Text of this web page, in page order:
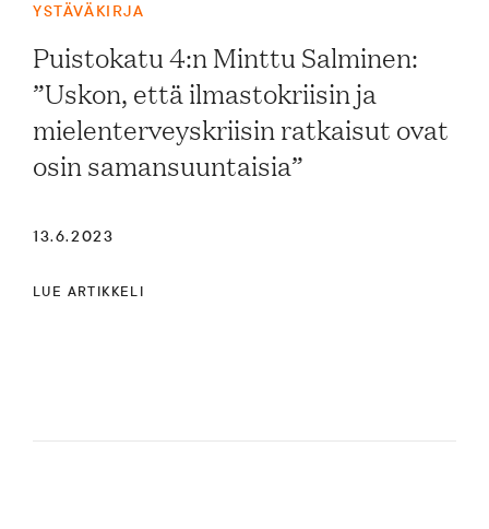
YSTÄVÄKIRJA
Puistokatu 4:n Minttu Salminen:
”Uskon, että ilmastokriisin ja
mielenterveyskriisin ratkaisut ovat
osin samansuuntaisia”
13.6.2023
LUE ARTIKKELI